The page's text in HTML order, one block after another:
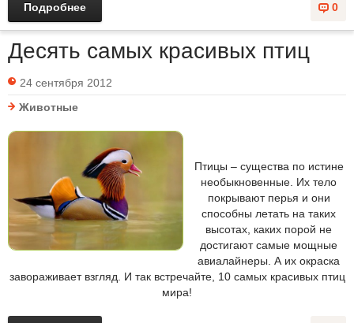
0
Подробнее
Десять самых красивых птиц
24 сентября 2012
Животные
Птицы – существа по истине
необыкновенные. Их тело
покрывают перья и они
способны летать на таких
высотах, каких порой не
достигают самые мощные
авиалайнеры. А их окраска
завораживает взгляд. И так встречайте, 10 самых красивых птиц
мира!